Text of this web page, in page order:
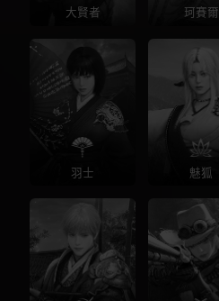
大賢者 珂賽爾
羽士 魅狐